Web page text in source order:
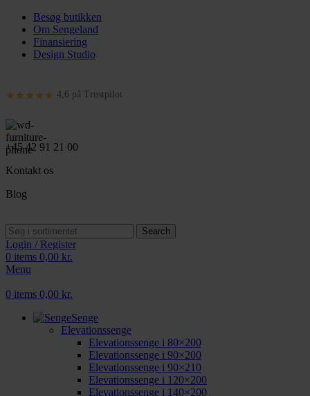
Besøg butikken
Om Sengeland
Finansiering
Design Studio
4,6 på Trustpilot
+45 42 91 21 00
Kontakt os
Blog
Search
Login / Register
0 items 0,00 kr.
Menu
0 items 0,00 kr.
Senge
Elevationssenge
Elevationssenge i 80×200
Elevationssenge i 90×200
Elevationssenge i 90×210
Elevationssenge i 120×200
Elevationssenge i 140×200